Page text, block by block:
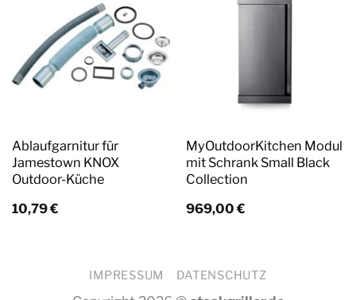
Ablaufgarnitur für
Jamestown KNOX
Outdoor-Küche
10,79€
MyOutdoorKitchen Modul
mit Schrank Small Black
Collection
969,00 €
IMPRESSUM DATENSCHUTZ